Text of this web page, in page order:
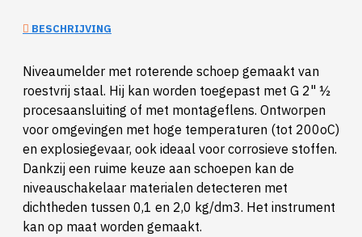
BESCHRIJVING
Niveaumelder met roterende schoep gemaakt van
roestvrij staal. Hij kan worden toegepast met G 2" ½
procesaansluiting of met montageflens. Ontworpen
voor omgevingen met hoge temperaturen (tot 200oC)
en explosiegevaar, ook ideaal voor corrosieve stoffen.
Dankzij een ruime keuze aan schoepen kan de
niveauschakelaar materialen detecteren met
dichtheden tussen 0,1 en 2,0 kg/dm3. Het instrument
kan op maat worden gemaakt.